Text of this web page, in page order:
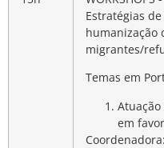
Estratégias
humanização
migrantes/
Temas em
em